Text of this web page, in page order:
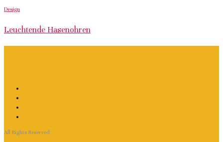
Design
Leuchtende Hasenohren
All Rights Reserved